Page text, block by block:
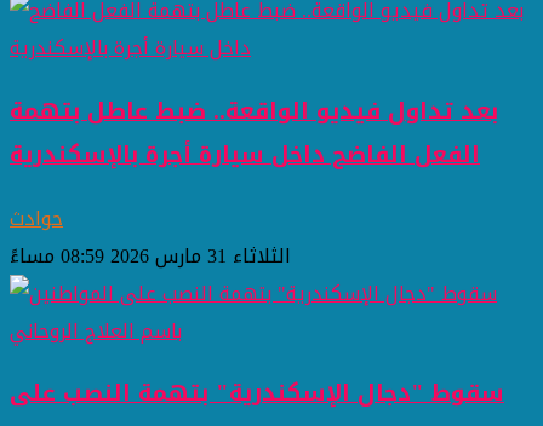
بعد تداول فيديو الواقعة.. ضبط عاطل بتهمة
الفعل الفاضح داخل سيارة أجرة بالإسكندرية
حوادث
الثلاثاء 31 مارس 2026 08:59 مساءً
سقوط "دجال الإسكندرية" بتهمة النصب على